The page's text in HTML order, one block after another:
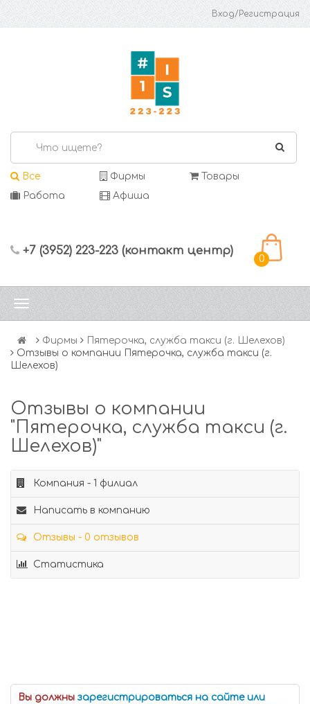
Вход/Регистрация
Все Фирмы
Товары
Работа
Афиша
+7 (3952) 223-223 (контакт центр)
0
Фирмы
Пятерочка, служба такси (г. Шелехов)
Отзывы о компании Пятерочка, служба такси (г.
Шелехов)
Отзывы о компании
"Пятерочка, служба такси (г.
Шелехов)"
Компания - 1 филиал
Написать в компанию
Отзывы - 0 отзывов
Статистика
Вы должны зарегистрироваться на сайте или